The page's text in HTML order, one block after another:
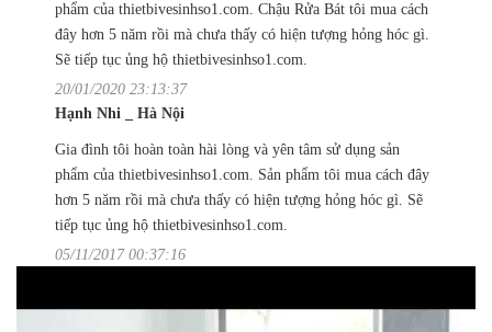
phẩm của thietbivesinhso1.com. Chậu Rửa Bát tôi mua cách
đây hơn 5 năm rồi mà chưa thấy có hiện tượng hỏng hóc gì.
Sẽ tiếp tục ủng hộ thietbivesinhso1.com.
20/01/2020 23:13:37
Hạnh Nhi _ Hà Nội
Gia đình tôi hoàn toàn hài lòng và yên tâm sử dụng sản
phẩm của thietbivesinhso1.com. Sản phẩm tôi mua cách đây
hơn 5 năm rồi mà chưa thấy có hiện tượng hỏng hóc gì. Sẽ
tiếp tục ủng hộ thietbivesinhso1.com.
05/11/2017 00:37:16